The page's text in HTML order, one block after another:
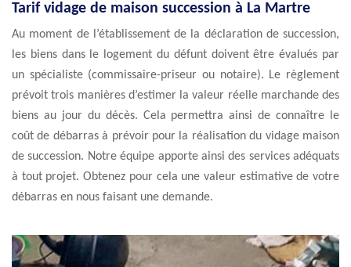
Tarif vidage de maison succession à La Martre
Au moment de l’établissement de la déclaration de succession,
les biens dans le logement du défunt doivent être évalués par
un spécialiste (commissaire-priseur ou notaire). Le règlement
prévoit trois manières d’estimer la valeur réelle marchande des
biens au jour du décès. Cela permettra ainsi de connaître le
coût de débarras à prévoir pour la réalisation du vidage maison
de succession. Notre équipe apporte ainsi des services adéquats
à tout projet. Obtenez pour cela une valeur estimative de votre
débarras en nous faisant une demande.